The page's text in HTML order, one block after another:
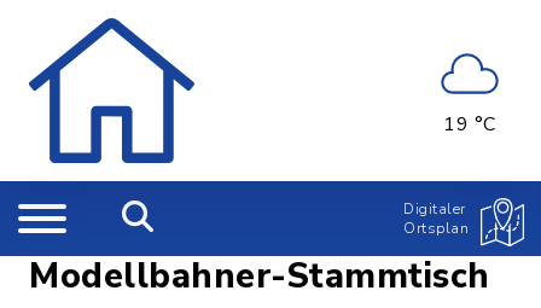
19 °C
Digitaler
Ortsplan
Modellbahner-Stammtisch